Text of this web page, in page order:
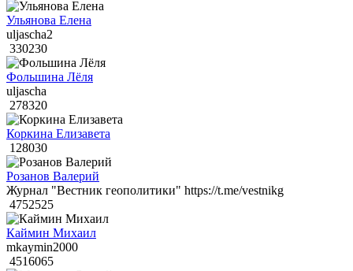
Ульянова Елена
uljascha2
330230
Фольшина Лёля
uljascha
278320
Коркина Елизавета
128030
Розанов Валерий
Журнал "Вестник геополитики" https://t.me/vestnikg
4752525
Каймин Михаил
mkaymin2000
4516065